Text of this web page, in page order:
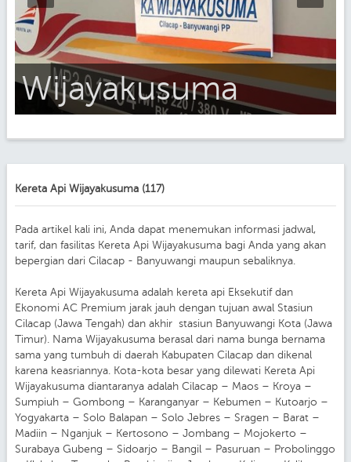
Wijayakusuma
Kereta Api Wijayakusuma (117)
Pada artikel kali ini, Anda dapat menemukan informasi jadwal,
tarif, dan fasilitas Kereta Api Wijayakusuma bagi Anda yang akan
bepergian dari Cilacap - Banyuwangi maupun sebaliknya.
Kereta Api Wijayakusuma adalah kereta api Eksekutif dan
Ekonomi AC Premium jarak jauh dengan tujuan awal Stasiun
Cilacap (Jawa Tengah) dan akhir stasiun Banyuwangi Kota (Jawa
Timur). Nama Wijayakusuma berasal dari nama bunga bernama
sama yang tumbuh di daerah Kabupaten Cilacap dan dikenal
karena keasriannya. Kota-kota besar yang dilewati Kereta Api
Wijayakusuma diantaranya adalah Cilacap – Maos – Kroya –
Sumpiuh – Gombong – Karanganyar – Kebumen – Kutoarjo –
Yogyakarta – Solo Balapan – Solo Jebres – Sragen – Barat –
Madiin – Nganjuk – Kertosono – Jombang – Mojokerto –
Surabaya Gubeng – Sidoarjo – Bangil – Pasuruan – Probolinggo